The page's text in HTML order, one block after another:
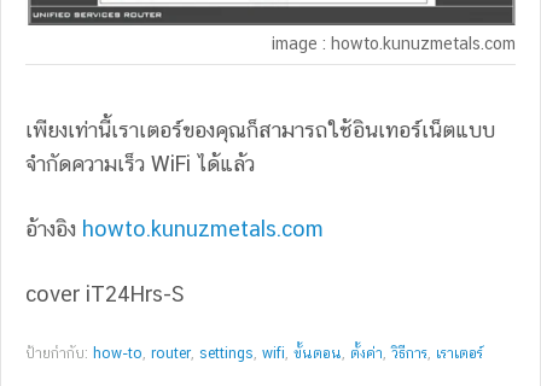
image : howto.kunuzmetals.com
เพียงเท่านี้เราเตอร์ของคุณก็สามารถใช้อินเทอร์เน็ตแบบ
จำกัดความเร็ว WiFi ได้แล้ว
อ้างอิง howto.kunuzmetals.com
cover iT24Hrs-S
ป้ายกำกับ: how-to, router, settings, wifi, ขั้นตอน, ตั้งค่า,วิธีการ, เราเตอร์